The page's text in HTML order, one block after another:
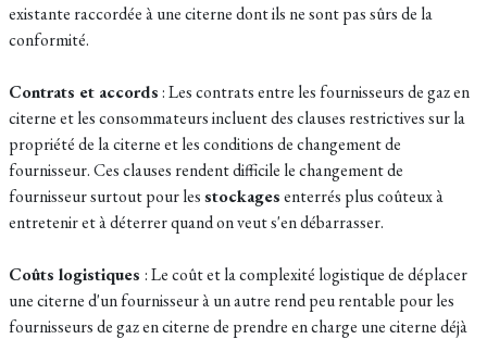
existante raccordée à une citerne dont ils ne sont pas sûrs de la
conformité.
Contrats et accords: Les contrats entre les fournisseurs de gaz en
citerne et les consommateurs incluent des clauses restrictives sur la
propriété de la citerne et les conditions de changement de
fournisseur. Ces clauses rendent difficile le changement de
fournisseur surtout pour lesstockagesenterrés plus coûteux à
entretenir et à déterrer quand on veut s'en débarrasser.
Coûts logistiques : Le coût et la complexité logistique de déplacer
une citerne d'un fournisseur à un autre rend peu rentable pour les
fournisseurs de gaz en citerne de prendre en charge une citerne déjà